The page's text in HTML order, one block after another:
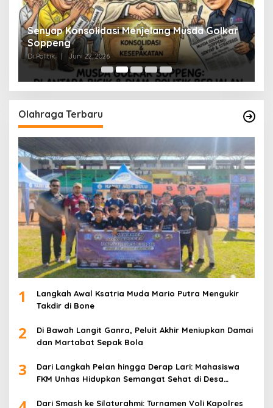
Senyap Konsolidasi Menjelang Musda Golkar
Soppeng
Di Politik Juni 22, 2026
Olahraga Terbaru
1
Langkah Awal Ksatria Muda Mario Putra Mengukir
Takdir di Bone
2
Di Bawah Langit Ganra, Peluit Akhir Meniupkan Damai
dan Martabat Sepak Bola
3
Dari Langkah Pelan hingga Derap Lari: Mahasiswa
FKM Unhas Hidupkan Semangat Sehat di Desa
Dari Smash ke Silaturahmi: Turnamen Voli Kapolres